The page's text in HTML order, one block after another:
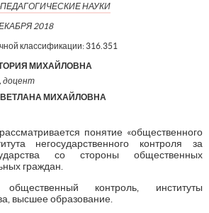
НАУКИ
2018
классификации: 316.351
МИХАЙЛОВНА
МИХАЙЛОВНА
понятие «общественного
негосударственного контроля за
со стороны общественных
граждан.
контроль, институты
высшее образование.